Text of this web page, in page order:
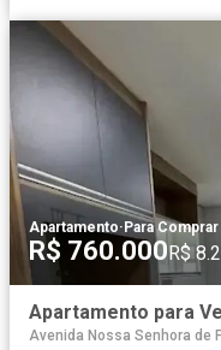
Apartamento·Para Comprar
R$ 760.000R$
Avenida Nossa Senhora de